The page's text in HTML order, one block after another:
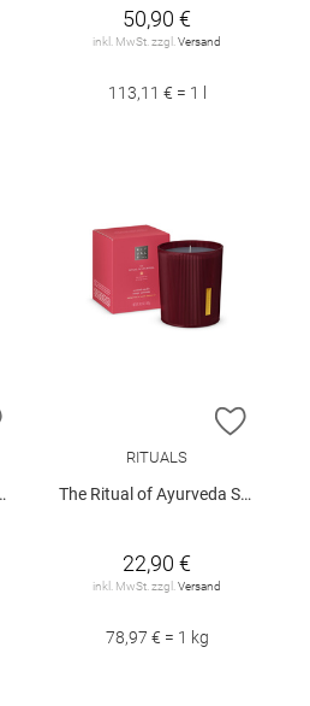
50,90 €
inkl. MwSt. zzgl. Versand
113,11 € = 1 l
ZUR WUNSCHLISTE HINZUFÜGEN
ZUR
RITUALS
The Ritual of Ayurveda Scented Candle 290g
22,90 €
inkl. MwSt. zzgl.Versand
78,97 € = 1 kg